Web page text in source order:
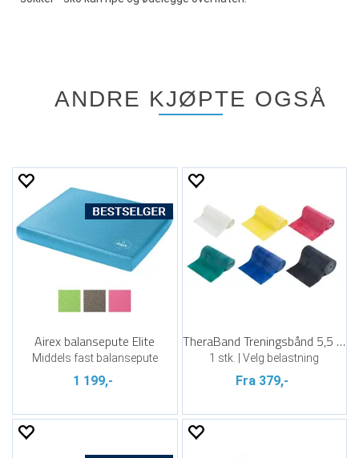
ANDRE KJØPTE OGSÅ
Airex balansepute Elite
Middels fast balansepute
1 199,-
TheraBand Treningsbånd 5,5 m
1 stk. | Velg belastning
Fra 379,-